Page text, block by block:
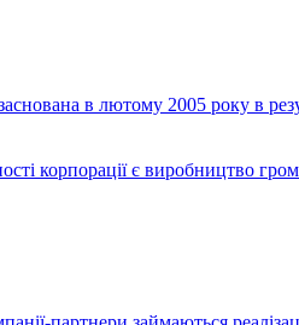
в лютому 2005 року в
корпорації є виробництво